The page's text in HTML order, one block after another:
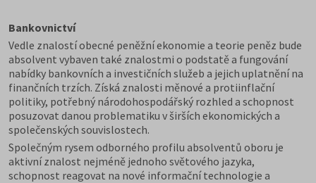
Bankovnictví
Vedle znalostí obecné peněžní ekonomie a teorie peněz bude
absolvent vybaven také znalostmi o podstatě a fungování
nabídky bankovních a investičních služeb a jejich uplatnění na
finančních trzích. Získá znalosti měnové a protiinflační
politiky, potřebný národohospodářský rozhled a schopnost
posuzovat danou problematiku v širších ekonomických a
společenských souvislostech.
Společným rysem odborného profilu absolventů oboru je
aktivní znalost nejméně jednoho světového jazyka,
schopnost reagovat na nové informační technologie a